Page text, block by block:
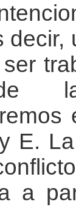
decir,
E.
a